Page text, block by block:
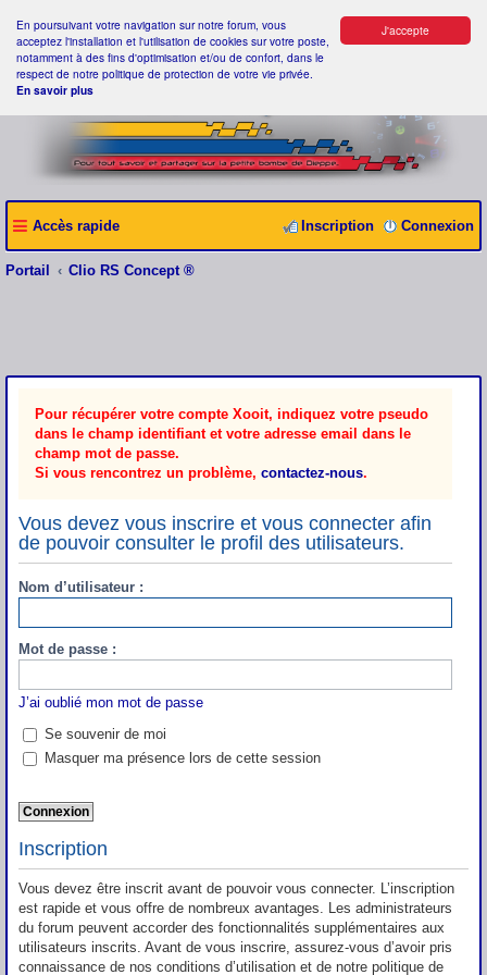
J'accepte
En poursuivant votre navigation sur notre forum, vous
acceptez l'installation et l'utilisation de cookies sur votre poste,
notamment à des fins d'optimisation et/ou de confort, dans le
respect de notre politique de protection de votre vie privée.
En savoir plus
Accès rapide Connexion
Inscription
Portail Clio RS Concept ®
Pour récupérer votre compte Xooit, indiquez votre pseudo
dans le champ identifiant et votre adresse email dans le
champ mot de passe.
Si vous rencontrez un problème, contactez-nous.
Vous devez vous inscrire et vous connecter afin
de pouvoir consulter le profil des utilisateurs.
Nom d’utilisateur :
Mot de passe :
J’ai oublié mon mot de passe
Se souvenir de moi
Masquer ma présence lors de cette session
Inscription
Vous devez être inscrit avant de pouvoir vous connecter. L’inscription
est rapide et vous offre de nombreux avantages. Les administrateurs
du forum peuvent accorder des fonctionnalités supplémentaires aux
utilisateurs inscrits. Avant de vous inscrire, assurez-vous d’avoir pris
connaissance de nos conditions d’utilisation et de notre politique de